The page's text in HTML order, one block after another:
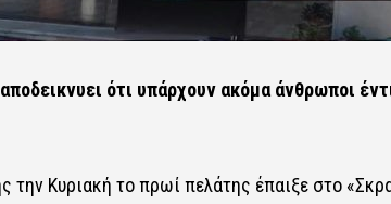
ότι υπάρχουν ακόμα άνθρωποι
Κυριακή το πρωί πελάτης έπαιξε στο